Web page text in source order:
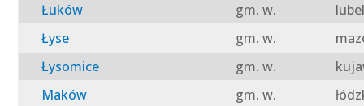
Łuków
gm. w.
Łyse
gm. w.
Łysomice
gm. w.
Maków
gm. w.